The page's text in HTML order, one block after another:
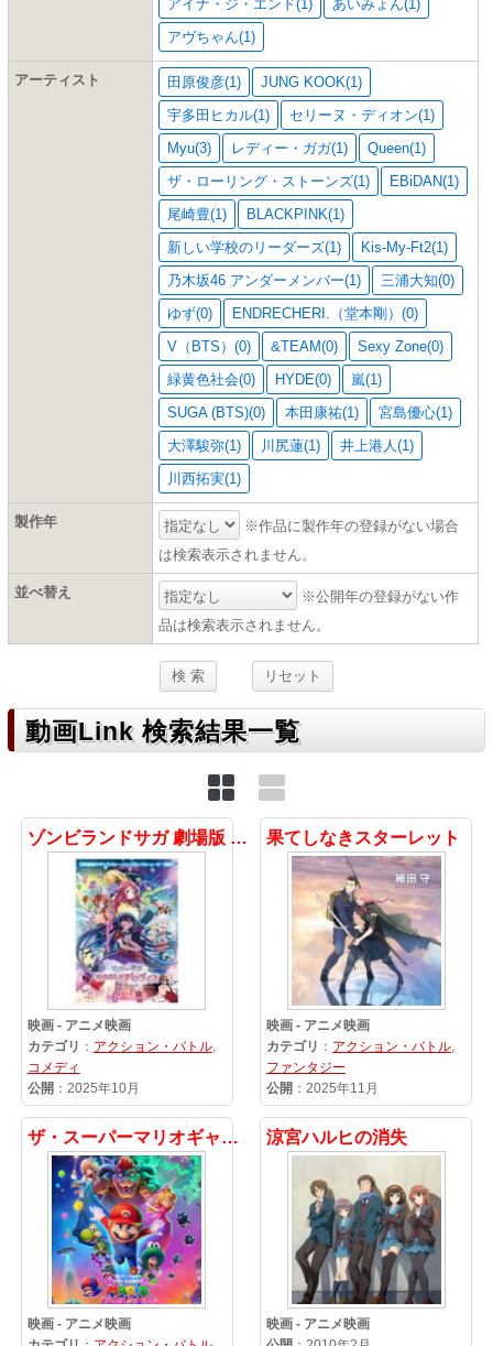
アイナ・ジ・エンド(1)
あいみょん(1)
アヴちゃん(1)
アーティスト 田原俊彦(1)
JUNG KOOK(1)
宇多田ヒカル(1)
セリーヌ・ディオン(1)
Myu(3)
レディー・ガガ(1)
Queen(1)
ザ・ローリング・ストーンズ(1)
EBiDAN(1)
尾崎豊(1)
BLACKPINK(1)
新しい学校のリーダーズ(1)
Kis-My-Ft2(1)
乃木坂46 アンダーメンバー(1)
三浦大知(0)
ゆず(0)
ENDRECHERI.（堂本剛）(0)
V（BTS）(0)
&TEAM(0)
Sexy Zone(0)
緑黄色社会(0)
HYDE(0)
嵐(1)
SUGA (BTS)(0)
本田康祐(1)
宮島優心(1)
大澤駿弥(1)
川尻蓮(1)
井上港人(1)
川西拓実(1)
製作年
※作品に製作年の登録がない場合
は検索表示されません。
並べ替え
※公開年の登録がない作
品は検索表示されません。
動画Link 検索結果一覧
ゾンビランドサガ 劇場版 夢銀河パラダイス
映画 - アニメ映画
カテゴリ ： アクション・バトル,
コメディ
公開 ：2025年10月
果てしなきスターレット
映画 - アニメ映画
カテゴリ ： アクション・バトル,
ファンタジー
公開 ：2025年11月
ザ・スーパーマリオギャラクシー・ムービー
映画 - アニメ映画
涼宮ハルヒの消失
映画 - アニメ映画